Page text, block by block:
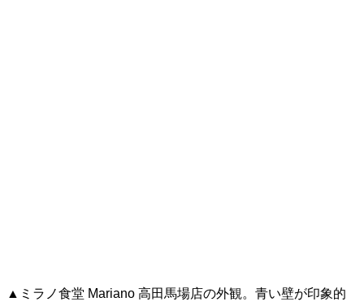
▲ミラノ食堂 Mariano 高田馬場店の外観。青い壁が印象的